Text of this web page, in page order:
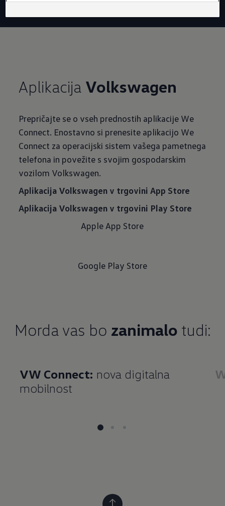
Aplikacija Volkswagen
Prepričajte se o vseh prednostih aplikacije We
Connect. Enostavno si prenesite aplikacijo We
Connect za operacijski sistem vašega pametnega
telefona in povežite s svojim gospodarskim
vozilom Volkswagen.
Aplikacija Volkswagen v trgovini App Store
Aplikacija Volkswagen v trgovini Play Store
Apple App Store
Google Play Store
Morda vas bo zanimalo tudi:
VW Connect: nova digitalna
mobilnost